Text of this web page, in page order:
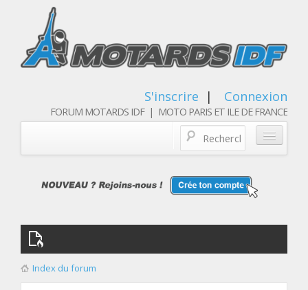
S'inscrire | Connexion
FORUM MOTARDS IDF | MOTO PARIS ET ILE DE FRANCE
Qui sommes nous
Les membres
Index du forum